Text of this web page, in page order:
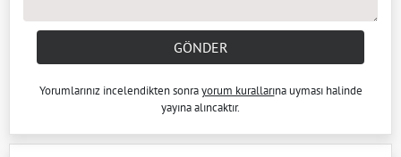
GÖNDER
Yorumlarınız incelendikten sonrayorum kurallarına uyması halinde
yayına alıncaktır.